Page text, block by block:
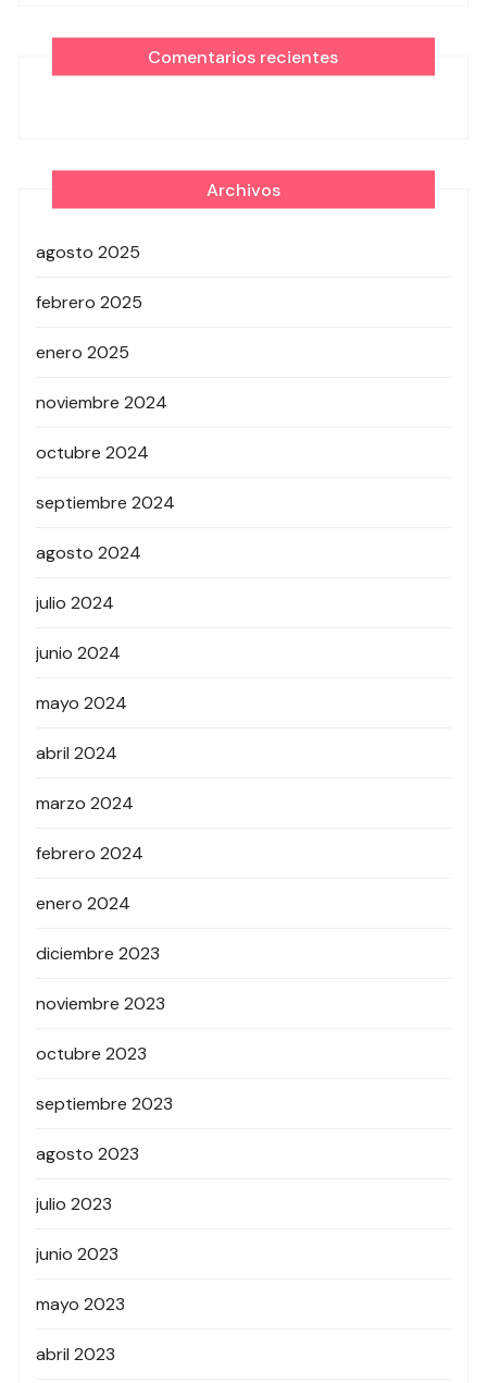
Comentarios recientes
Archivos
agosto 2025
febrero 2025
enero 2025
noviembre 2024
octubre 2024
septiembre 2024
agosto 2024
julio 2024
junio 2024
mayo 2024
abril 2024
marzo 2024
febrero 2024
enero 2024
diciembre 2023
noviembre 2023
octubre 2023
septiembre 2023
agosto 2023
julio 2023
junio 2023
mayo 2023
abril 2023